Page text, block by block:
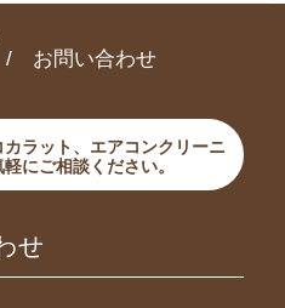
/ お問い合わせ
ラット、エアコンクリーニ
にご相談ください。
せ